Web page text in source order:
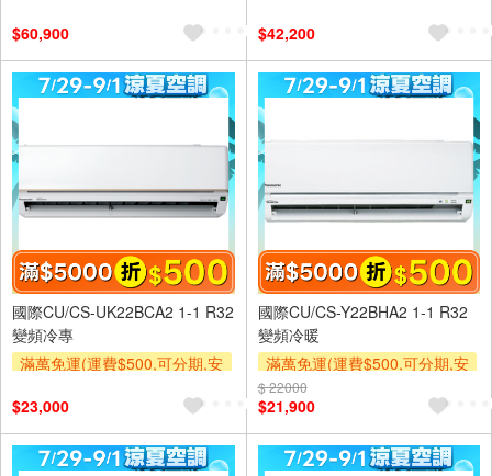
及使用6期以上分期0利率,需付
基本安裝運費)
滿額折$500
滿額贈券
$60,900
及使用6期以上分期0利率,需付
基本安裝運費)
滿額折$500
滿額贈券
$42,200
國際CU/CS-UK22BCA2 1-1 R32
變頻冷專
滿萬免運(運費$500,可分期,安
及使用6期以上分期0利率,需付
基本安裝運費)
滿額折$500
滿額贈券
$23,000
國際CU/CS-Y22BHA2 1-1 R32
變頻冷暖
滿萬免運(運費$500,可分期,安
裝跨區費另計,單品未滿1萬元
及使用6期以上分期0利率,需付
基本安裝運費)
滿額折$500
滿額贈券
$ 22000
$21,900